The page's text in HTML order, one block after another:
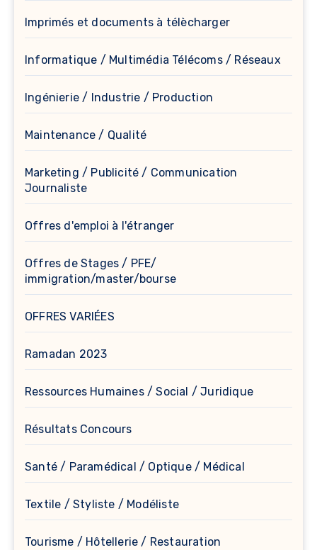
Imprimés et documents à télècharger
Informatique / Multimédia Télécoms / Réseaux
Ingénierie / Industrie / Production
Maintenance / Qualité
Marketing / Publicité / Communication
Journaliste
Offres d'emploi à l'étranger
Offres de Stages / PFE/
immigration/master/bourse
OFFRES VARIÉES
Ramadan 2023
Ressources Humaines / Social / Juridique
Résultats Concours
Santé / Paramédical / Optique / Médical
Textile / Styliste / Modéliste
Tourisme / Hôtellerie / Restauration